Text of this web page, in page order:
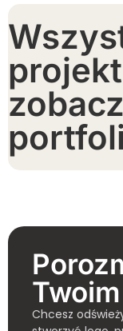
Chcesz